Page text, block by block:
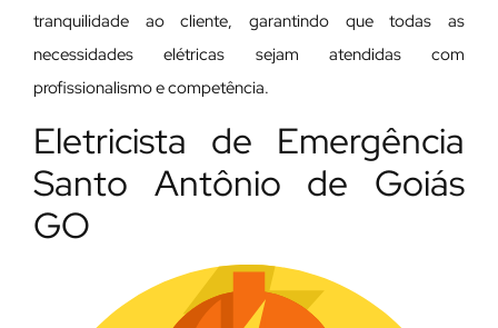
tranquilidade ao cliente, garantindo que todas as
necessidades elétricas sejam atendidas com
profissionalismo e competência.
Eletricista de Emergência
Santo Antônio de Goiás
GO